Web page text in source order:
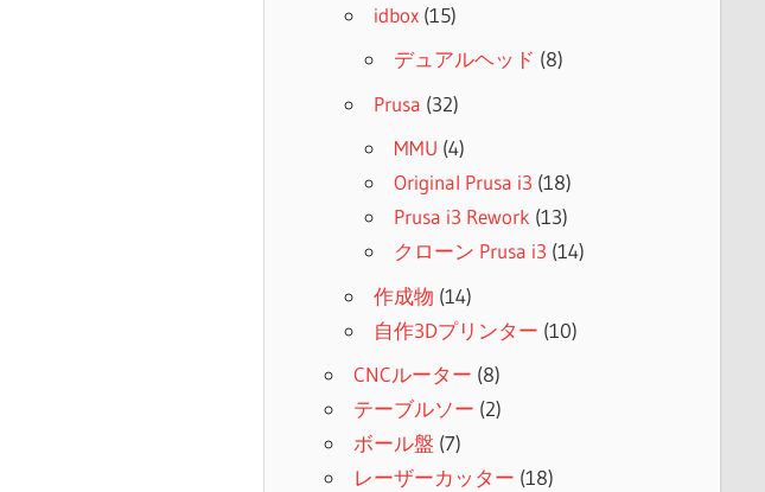
idbox(15)
デュアルヘッド (8)
Prusa (32)
MMU (4)
Original Prusa i3 (18)
Prusa i3 Rework (13)
クローン Prusa i3 (14)
作成物 (14)
自作3Dプリンター (10)
CNCルーター (8)
テーブルソー (2)
ボール盤 (7)
レーザーカッター (18)